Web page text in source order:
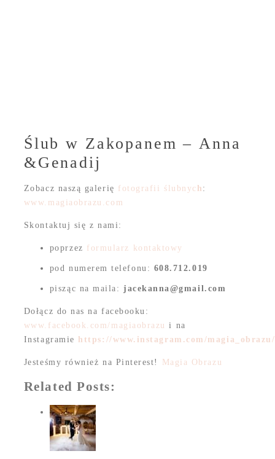
Ślub w Zakopanem – Anna
&Genadij
Zobacz naszą galerię fotografii ślubnyc h :
www.magiaobrazu.com
Skontaktuj się z nami:
poprzez formularz kontaktowy
pod numerem telefonu: 608.712.019
pisząc na maila: jacekanna@gmail.com
Dołącz do nas na facebooku:
www.facebook.com/magiaobrazu i na
Instagramie
https://www.instagram.com/magia_obrazu/
Jesteśmy również na Pinterest! Magia Obrazu
Related Posts: